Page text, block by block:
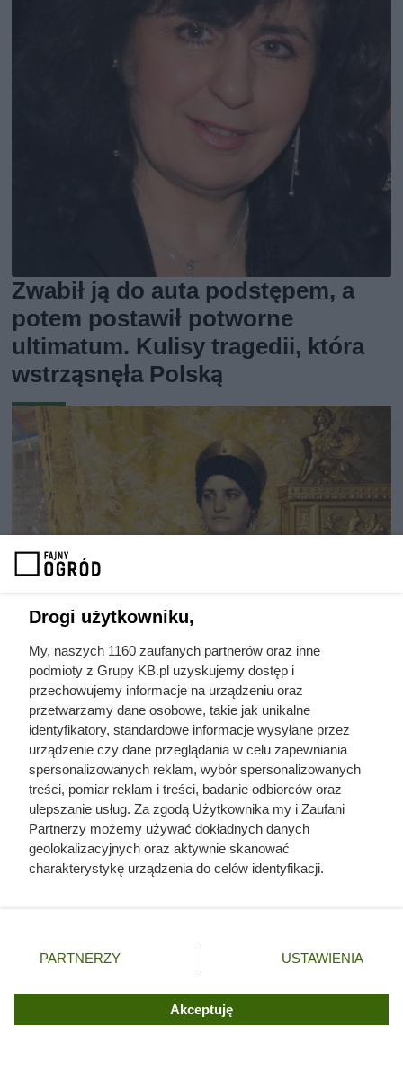
Zwabił ją do auta podstępem, a
potem postawił potworne
ultimatum. Kulisy tragedii, która
wstrząsnęła Polską
Zrobili z żony cesarza
„nierządnicę” i przypisali jej 25
mężczyzn jednej nocy. Tak Rzym
pozbył się zbyt ambitnej kobiety
Zobacz więcej artykułów
Drogi użytkowniku,
My, naszych 1160 zaufanych partnerów oraz inne
podmioty z Grupy KB.pl uzyskujemy dostęp i
przechowujemy informacje na urządzeniu oraz
przetwarzamy dane osobowe, takie jak unikalne
identyfikatory, standardowe informacje wysyłane przez
urządzenie czy dane przeglądania w celu zapewniania
spersonalizowanych reklam, wybór spersonalizowanych
treści, pomiar reklam i treści, badanie odbiorców oraz
ulepszanie usług. Za zgodą Użytkownika my i Zaufani
Partnerzy możemy używać dokładnych danych
geolokalizacyjnych oraz aktywnie skanować
charakterystykę urządzenia do celów identyfikacji.
zmienić/wycofać klikając przycisk ustawień prywatności
znajdujący się w lewym dolnym rogu strony. Niektóre
użytkownika, ale masz prawo sprzeciwić się takiemu
przetwarzaniu. Preferencje będą miały zastosowania tylko
PARTNERZY USTAWIENIA
Akceptuję